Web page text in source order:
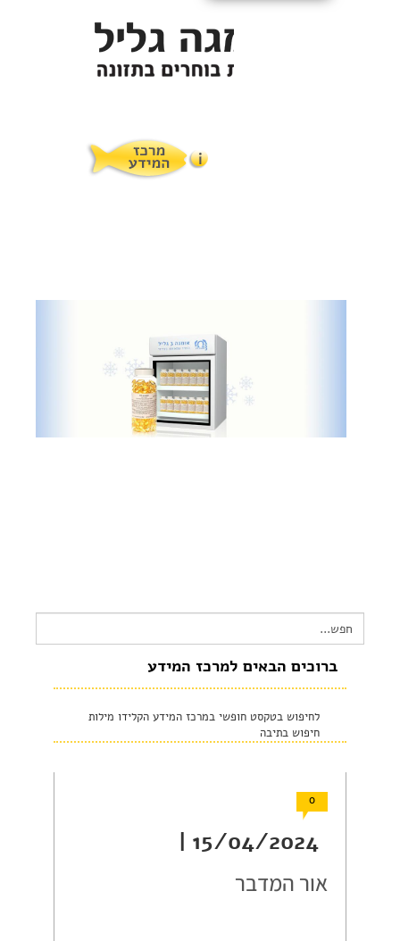
פרוטוקול אומגה
מרכז המטפלים
מרכז המידע
צור קשר
Search
for:
ברוכים הבאים למרכז המידע
לחיפוש בטקסט חופשי במרכז המידע הקלידו מילות
חיפוש בתיבה
0
15/04/2024 |
אור המדבר